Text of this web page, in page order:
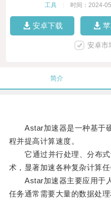
工具 时间：2024-
安卓下载
安卓市
简介
Astar加速器是一种基于硬
程并提高计算速度。
它通过并行处理、分布式
术，显著加速各种复杂计算任
Astar加速器主要应用于人
任务通常需要大量的数据处理